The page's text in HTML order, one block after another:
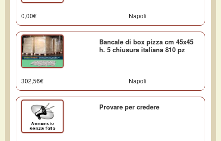
0,00€ Napoli
Bancale di box pizza cm 45x45
h. 5 chiusura italiana 810 pz
302,56€ Napoli
Provare per credere